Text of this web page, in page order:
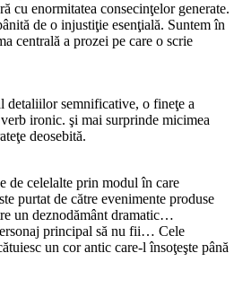
cu enormitatea consecinţelor generate.
de o injustiţie esenţială. Suntem în
centrală a prozei pe care o scrie
detaliilor semnificative, o fineţe a
ironic. şi mai surprinde micimea
deosebită.
de celelalte prin modul în care
purtat de către evenimente produse
un deznodământ dramatic…
principal să nu fii… Cele
un cor antic care-l însoţeşte până